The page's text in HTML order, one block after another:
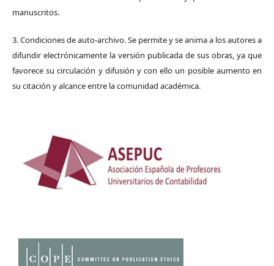
manuscritos.
3. Condiciones de auto-archivo. Se permite y se anima a los autores a
difundir electrónicamente la versión publicada de sus obras, ya que
favorece su circulación y difusión y con ello un posible aumento en
su citación y alcance entre la comunidad académica.